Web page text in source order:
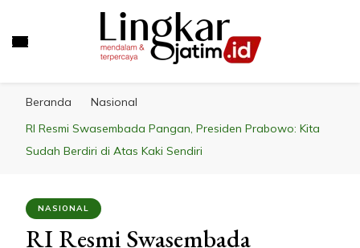
Beranda
Nasional
RI Resmi Swasembada Pangan, Presiden Prabowo: Kita
Sudah Berdiri di Atas Kaki Sendiri
NASIONAL
RI Resmi Swasembada